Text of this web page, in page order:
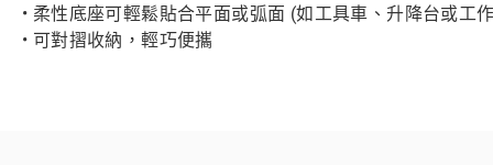
• 柔性底座可輕鬆貼合平面或弧面 (如工具車、升降台或工
• 可對摺收納，輕巧便攜